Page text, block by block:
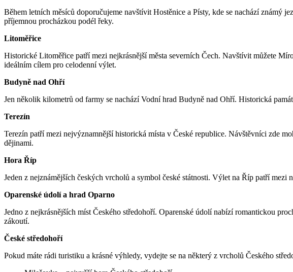
Během letních měsíců doporučujeme navštívit Hostěnice a Písty, kde se nachází
příjemnou procházkou podél řeky.
Litoměřice
Historické Litoměřice patří mezi nejkrásnější města severních Čech. Navštívit můžete
ideálním cílem pro celodenní výlet.
Budyně nad Ohří
Jen několik kilometrů od farmy se nachází Vodní hrad Budyně nad Ohří. Historická
Terezín
Terezín patří mezi nejvýznamnější historická místa v České republice. Návštěvníci zde
dějinami.
Hora Říp
Jeden z nejznámějších českých vrcholů a symbol české státnosti. Výlet na Říp patří
Oparenské údolí a hrad Oparno
Jedno z nejkrásnějších míst Českého středohoří. Oparenské údolí nabízí romantickou
zákoutí.
České středohoří
Pokud máte rádi turistiku a krásné výhledy, vydejte se na některý z vrcholů Českého